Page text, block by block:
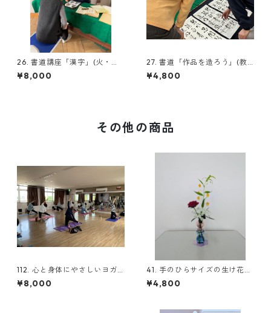
26. 書道講座「漢字」(火・文
化会館）(教材費別途必要）
¥8,000
27. 書道「作品を造ろう」(教
材費別途必要）
¥4,800
その他の商品
112. 心と身体にやさしいヨガ
（ハタヨガ）カラット
¥8,000
41. 手のひらサイズの生け花に
挑戦!! 池坊（子連れOK）
¥4,800